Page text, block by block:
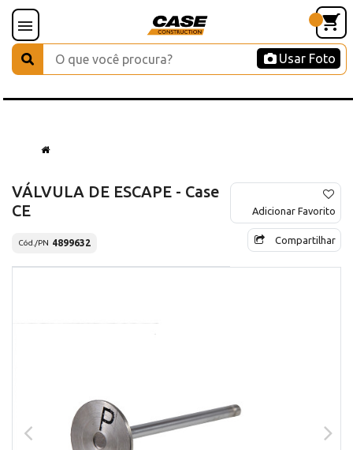
Usar Foto
VÁLVULA DE ESCAPE - Case
CE
Cód./PN 4899632
Adicionar Favorito
Compartilhar